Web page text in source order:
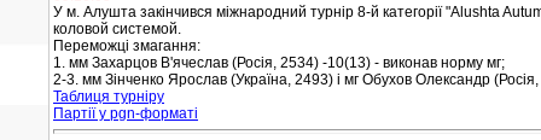
У м. Алушта закінчився міжнародний турнір 8-й категорії "Alushta
коловой системой.
Переможці змагання:
1. мм Захарцов В'ячеслав (Росія, 2534) -10(13) - виконав норму мг;
2-3. мм Зінченко Ярослав (Україна, 2493) і мг Обухов Олександр
Таблиця турніру
Партії у pgn-форматі